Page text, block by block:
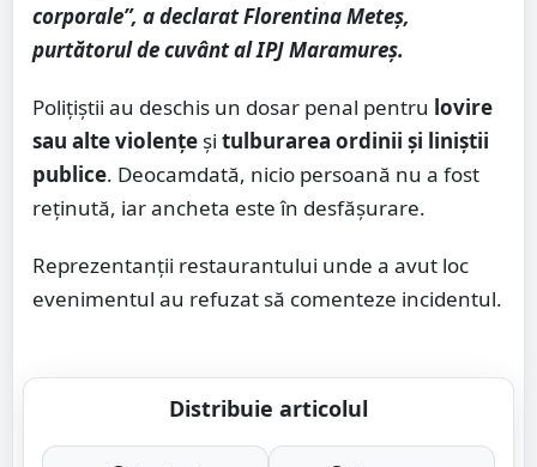
corporale”, a declarat Florentina Meteș,
purtătorul de cuvânt al IPJ Maramureș.
Polițiștii au deschis un dosar penal pentru lovire
sau alte violențe și tulburarea ordinii și liniștii
publice. Deocamdată, nicio persoană nu a fost
reținută, iar ancheta este în desfășurare.
Reprezentanții restaurantului unde a avut loc
evenimentul au refuzat să comenteze incidentul.
Distribuie articolul